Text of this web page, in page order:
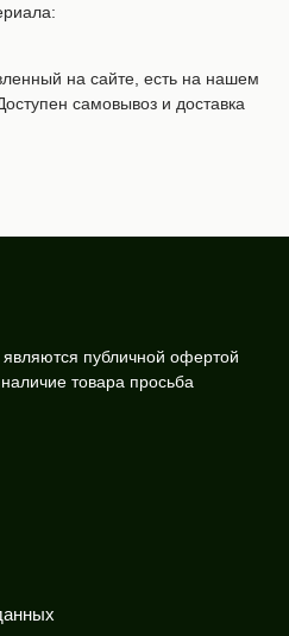
на сайте, есть на нашем
самовывоз и доставка
публичной офертой
товара просьба